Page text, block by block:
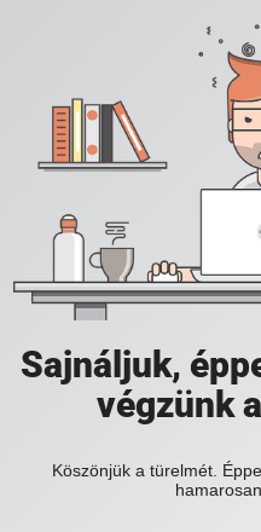
Sajnáljuk,
végzünk
Köszönjük a türelmét.